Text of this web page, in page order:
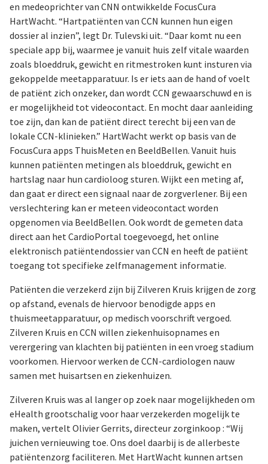
en medeoprichter van CNN ontwikkelde FocusCura
HartWacht. “Hartpatiënten van CCN kunnen hun eigen
dossier al inzien”, legt Dr. Tulevski uit. “Daar komt nu een
speciale app bij, waarmee je vanuit huis zelf vitale waarden
zoals bloeddruk, gewicht en ritmestroken kunt insturen via
gekoppelde meetapparatuur. Is er iets aan de hand of voelt
de patiënt zich onzeker, dan wordt CCN gewaarschuwd en is
er mogelijkheid tot videocontact. En mocht daar aanleiding
toe zijn, dan kan de patiënt direct terecht bij een van de
lokale CCN-klinieken.” HartWacht werkt op basis van de
FocusCura apps ThuisMeten en BeeldBellen. Vanuit huis
kunnen patiënten metingen als bloeddruk, gewicht en
hartslag naar hun cardioloog sturen. Wijkt een meting af,
dan gaat er direct een signaal naar de zorgverlener. Bij een
verslechtering kan er meteen videocontact worden
opgenomen via BeeldBellen. Ook wordt de gemeten data
direct aan het CardioPortal toegevoegd, het online
elektronisch patiëntendossier van CCN en heeft de patiënt
toegang tot specifieke zelfmanagement informatie.
Patiënten die verzekerd zijn bij Zilveren Kruis krijgen de zorg
op afstand, evenals de hiervoor benodigde apps en
thuismeetapparatuur, op medisch voorschrift vergoed.
Zilveren Kruis en CCN willen ziekenhuisopnames en
verergering van klachten bij patiënten in een vroeg stadium
voorkomen. Hiervoor werken de CCN-cardiologen nauw
samen met huisartsen en ziekenhuizen.
Zilveren Kruis was al langer op zoek naar mogelijkheden om
eHealth grootschalig voor haar verzekerden mogelijk te
maken, vertelt Olivier Gerrits, directeur zorginkoop : “Wij
juichen vernieuwing toe. Ons doel daarbij is de allerbeste
patiëntenzorg faciliteren. Met HartWacht kunnen artsen